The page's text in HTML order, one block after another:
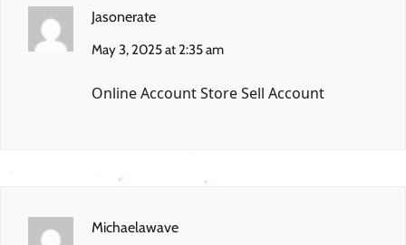
Jasonerate
May 3, 2025 at 2:35 am
Online Account StoreSell Account
Michaelawave